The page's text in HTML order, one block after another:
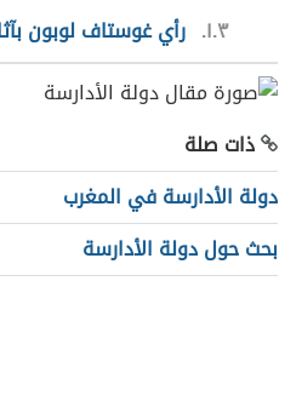
١.٣ رأي غوستاف لوبون
ذات صلة
دولة الأدارسة في المغرب
بحث حول دولة الأدارسة